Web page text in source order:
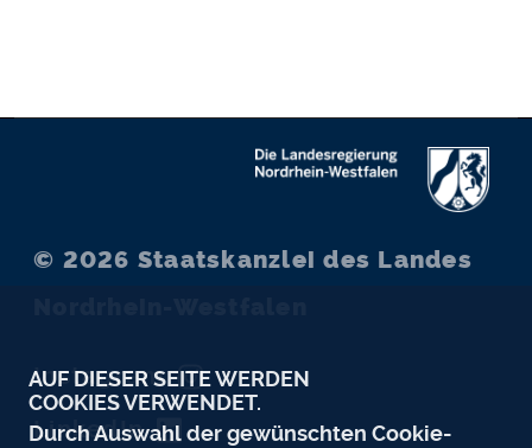
© 2026 Staatskanzlei des Landes
Instagram
LinkedIn
AUF DIESER SEITE WERDEN
COOKIES VERWENDET.
Durch Auswahl der gewünschten Cookie-